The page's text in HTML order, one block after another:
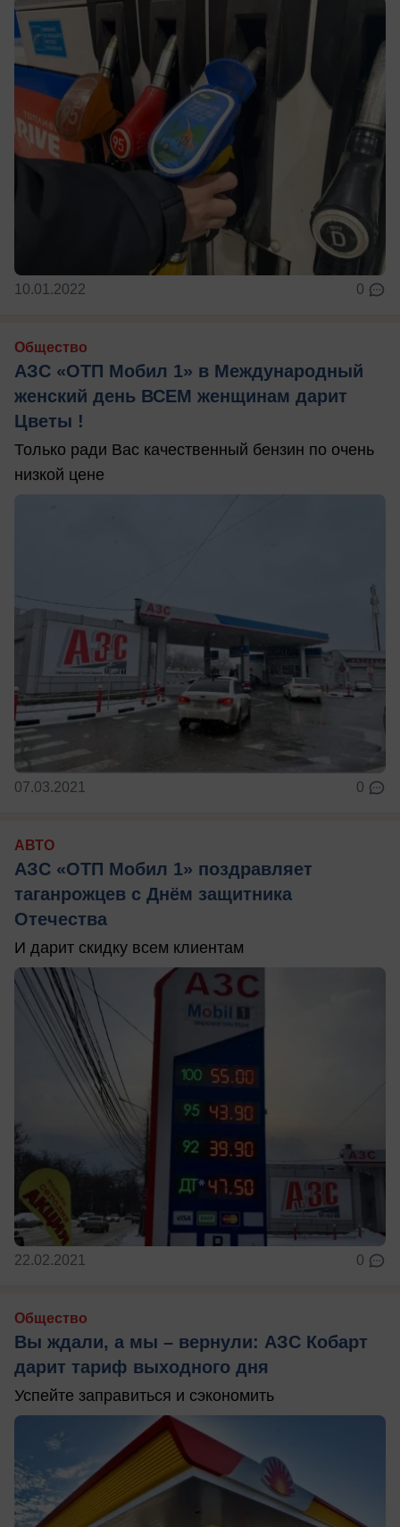
10.01.2022 0
Общество
АЗС «ОТП Мобил 1» в Международный
женский день ВСЕМ женщинам дарит
Цветы !
Только ради Вас качественный бензин по очень
низкой цене
07.03.2021 0
АВТО
АЗС «ОТП Мобил 1» поздравляет
таганрожцев с Днём защитника
Отечества
И дарит скидку всем клиентам
22.02.2021 0
Общество
Вы ждали, а мы – вернули: АЗС Кобарт
дарит тариф выходного дня
Успейте заправиться и сэкономить